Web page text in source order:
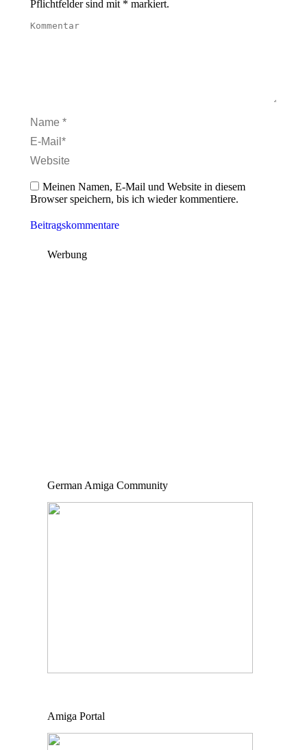
Pflichtfelder sind mit * markiert.
Kommentar
Name *
E-Mail *
Website
Meinen Namen, E-Mail und Website in diesem
Browser speichern, bis ich wieder kommentiere.
Beitragskommentare
Werbung
German Amiga Community
Amiga Portal